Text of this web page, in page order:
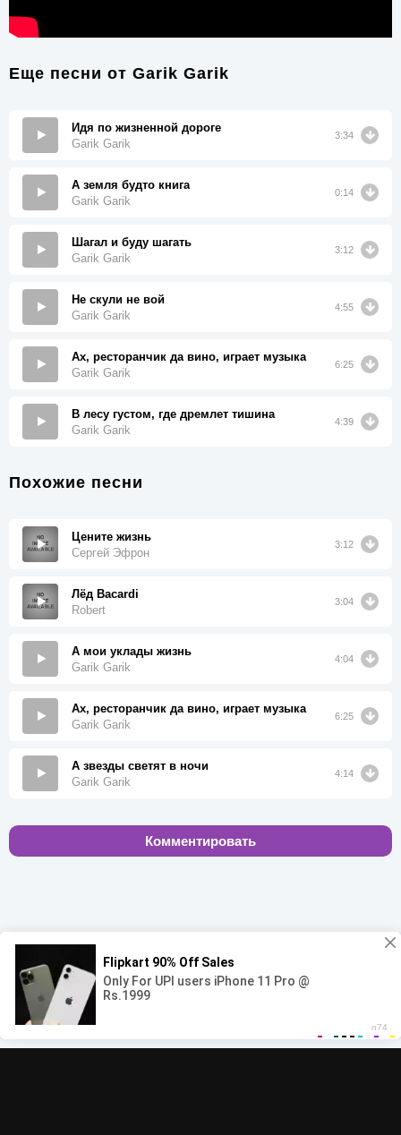
Еще песни от Garik Garik
Идя по жизненной дороге
Garik Garik
3:34
А земля будто книга
Garik Garik
0:14
Шагал и буду шагать
Garik Garik
3:12
Не скули не вой
Garik Garik
4:55
Ах, ресторанчик да вино, играет музыка
Garik Garik
6:25
В лесу густом, где дремлет тишина
Garik Garik
4:39
Похожие песни
Цените жизнь
Сергей Эфрон
3:12
Лёд Bacardi
Robert
3:04
А мои уклады жизнь
Garik Garik
4:04
Ах, ресторанчик да вино, играет музыка
Garik Garik
6:25
А звезды светят в ночи
Garik Garik
4:14
Комментировать
00:00